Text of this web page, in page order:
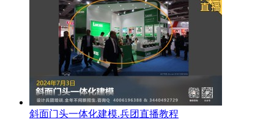
斜面门头一体化建模.兵团直播教程